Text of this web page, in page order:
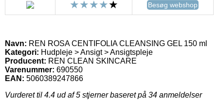
Besøg webshop
Navn: REN ROSA CENTIFOLIA CLEANSING GEL 150 ml
Kategori: Hudpleje > Ansigt > Ansigtspleje
Producent: REN CLEAN SKINCARE
Varenummer: 690550
EAN: 5060389247866
Vurderet til 4.4 ud af 5 stjerner baseret på 34 anmeldelser